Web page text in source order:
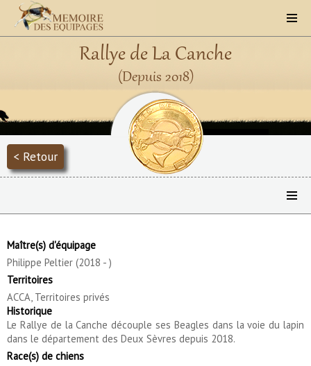
Rallye de La Canche
(Depuis 2018)
< Retour
Maître(s) d'équipage
Philippe Peltier (2018 - )
Territoires
ACCA, Territoires privés
Historique
Le Rallye de la Canche découple ses Beagles dans la voie du lapin
dans le département des Deux Sèvres depuis 2018.
Race(s) de chiens